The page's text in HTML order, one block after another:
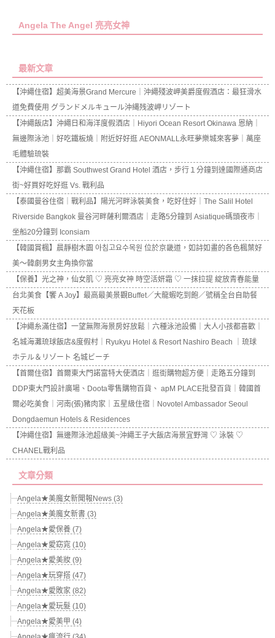
Angela The Angel 亮亮女神
最新文章
【沖繩住宿】超美海景Grand Mercure｜沖繩殘波岬美爵度假酒店：最狂滑水
道免費使用 グランドメルキュール沖縄残波岬リゾート
【沖繩飯店】沖繩日和海洋度假酒店｜Hiyori Ocean Resort Okinawa 恩納｜
無邊際泳池｜好吃鐵板燒｜附近好好逛 AEONMALL永旺夢樂城來客夢｜萬座
毛體驗琉裝
【沖繩住宿】那霸 Southwest Grand Hotel 酒店，步行１分鐘到達國際通商店
街~好買好吃好逛 Vs. 戰利品
【泰國曼谷住宿｜戰利品】陽光河畔泳裝美食，吃好住好｜The Salil Hotel
Riverside Bangkok 曼谷河畔薩利爾酒店｜走路5分鐘到 Asiatique碼頭夜市｜
坐船20分鐘到 Iconsiam
【韓國賞楓】晨靜樹木園 아침고요수목원 位於京畿道，如詩如畫的各色楓葉好
美～韓劇男女主角換你當
【保養】光之神，仙女肌 ♡ 亮亮女神 時空活妍霜 ♡ 一抹拉提 綻放青春能量
台北美食【饗 A Joy】最高最美景觀Buffet／大龍蝦吃到飽／號稱全台自助餐
天花板
【沖繩糸滿住宿】一望無際海景房好放鬆｜六種泳池設備｜大人小孩都喜歡｜
名城海灘琉球飯店&度假村｜Ryukyu Hotel & Resort Nashiro Beach ｜琉球
ホテル＆リゾート 名城ビーチ
【首爾住宿】首爾東大門諾富特大使酒店｜逛街購物超方便｜走路五分鐘到
DDP東大門設計廣場、Doota零售購物百貨、 apM PLACE批發百貨｜韓國首
爾必吃美食｜河南(張)豬肉家｜五星級住宿｜Novotel Ambassador Seoul
Dongdaemun Hotels & Residences
【沖繩住宿】無邊際泳池超級美~沖繩王子大飯店海景宜野灣 ♡ 泳裝 ♡
CHANEL戰利品
文章分類
Angela★美魔女新聞報News (3)
Angela★美魔女新書 (3)
Angela★愛保養 (7)
Angela★愛窈窕 (10)
Angela★愛美妝 (9)
Angela★玩穿搭 (47)
Angela★愛敗家 (82)
Angela★愛玩髮 (10)
Angela★愛美甲 (4)